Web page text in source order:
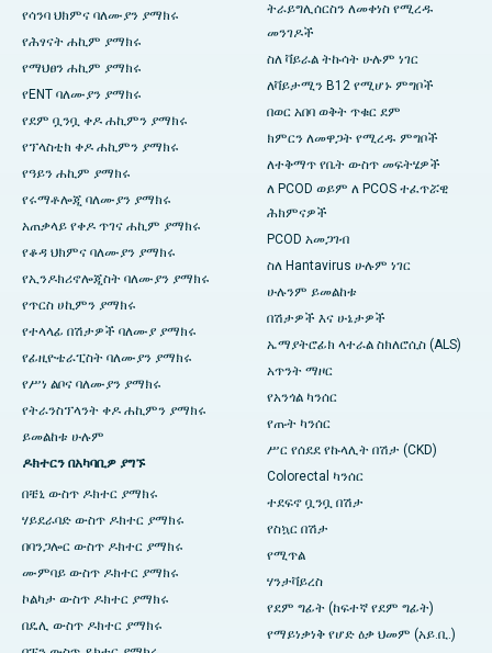
የሳንባ ህክምና ባለሙያን ያማክሩ
የሕፃናት ሐኪም ያማክሩ
የማህፀን ሐኪም ያማክሩ
የENT ባለሙያን ያማክሩ
የደም ቧንቧ ቀዶ ሐኪምን ያማክሩ
የፕላስቲክ ቀዶ ሐኪምን ያማክሩ
የዓይን ሐኪም ያማክሩ
የሩማቶሎጂ ባለሙያን ያማክሩ
አጠቃላይ የቀዶ ጥገና ሐኪም ያማክሩ
የቆዳ ህክምና ባለሙያን ያማክሩ
የኢንዶክሪኖሎጂስት ባለሙያን ያማክሩ
የጥርስ ሀኪምን ያማክሩ
የተላላፊ በሽታዎች ባለሙያ ያማክሩ
የፊዚዮቴራፒስት ባለሙያን ያማክሩ
የሥነ ልቦና ባለሙያን ያማክሩ
የትራንስፕላንት ቀዶ ሐኪምን ያማክሩ
ይመልከቱ ሁሉም
ዶክተርን በአካባቢዎ ያግኙ
በቼኒ ውስጥ ዶክተር ያማክሩ
ሃይደራባድ ውስጥ ዶክተር ያማክሩ
በባንጋሎር ውስጥ ዶክተር ያማክሩ
ሙምባይ ውስጥ ዶክተር ያማክሩ
ኮልካታ ውስጥ ዶክተር ያማክሩ
በዴሊ ውስጥ ዶክተር ያማክሩ
ትራይግሊሰርስን ለመቀነስ የሚረዱ
መንገዶች
ስለ ቫይራል ትኩሳት ሁሉም ነገር
ለቫይታሚን B12 የሚሆኑ ምግቦች
በወር አበባ ወቅት ጥቁር ደም
ክምርን ለመዋጋት የሚረዱ ምግቦች
ለተቅማጥ የቤት ውስጥ መፍትሄዎች
ለ PCOD ወይም ለ PCOS ተፈጥሯዊ
ሕክምናዎች
PCOD አመጋገብ
ስለ Hantavirus ሁሉም ነገር
ሁሉንም ይመልከቱ
በሽታዎች እና ሁኔታዎች
ኤማያትሮፊክ ላተራል ስክለሮሲስ (ALS)
አጥንት ማዞር
የአንጎል ካንሰር
የጡት ካንሰር
ሥር የሰደደ የኩላሊት በሽታ (CKD)
Colorectal ካንሰር
ተደፍኖ ቧንቧ በሽታ
የስኳር በሽታ
የሚጥል
ሃንታቫይረስ
የደም ግፊት (ከፍተኛ የደም ግፊት)
የማይነቃነቅ የሆድ ዕቃ ህመም (አይ.ቢ.)